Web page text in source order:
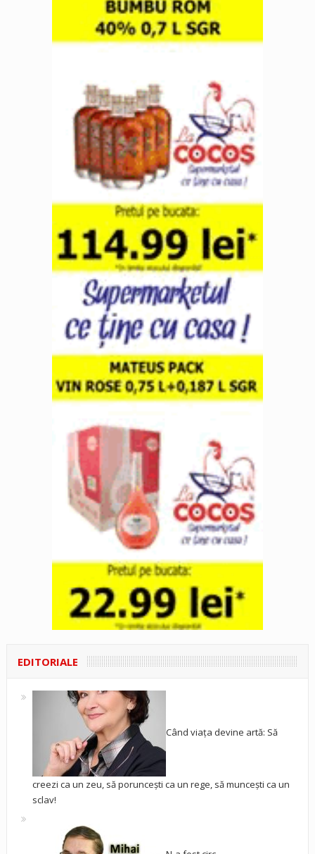
EDITORIALE
Când viața devine artă: Să
creezi ca un zeu, să poruncești ca un rege, să muncești ca un
sclav!